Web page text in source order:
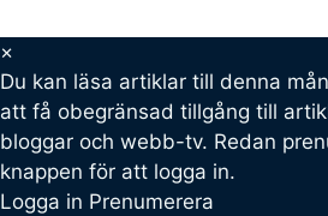
×
Du kan läsa artiklar till denna
att få obegränsad tillgång till
bloggar och webb-tv. Redan
knappen för att logga in.
Logga in Prenumerera